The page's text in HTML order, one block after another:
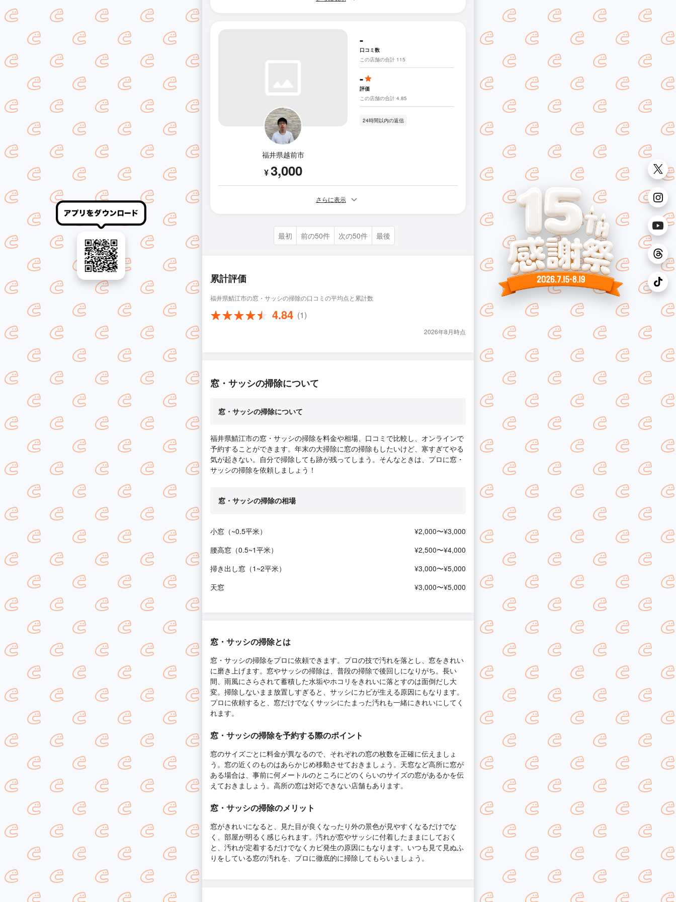
福井県越前市
¥3,000
-
口コミ数
この店舗の合計 115
-
評価
この店舗の合計 4.85
24時間以内の返信
さらに表示
最初 前の50件 次の50件 最後
累計評価
福井県鯖江市の窓・サッシの掃除の口コミの平均点と累計数
4.84 (1)
2026年8月時点
窓・サッシの掃除について
窓・サッシの掃除について
福井県鯖江市の窓・サッシの掃除を料金や相場、口コミで比較し、オンラインで
予約することができます。年末の大掃除に窓の掃除もしたいけど、寒すぎてやる
気が起きない。自分で掃除しても跡が残ってしまう。そんなときは、プロに窓・
サッシの掃除を依頼しましょう！
窓・サッシの掃除の相場
小窓（~0.5平米）
¥2,000〜¥3,000
腰高窓（0.5~1平米）
¥2,500〜¥4,000
掃き出し窓（1~2平米）
¥3,000〜¥5,000
天窓
¥3,000〜¥5,000
窓・サッシの掃除とは
窓・サッシの掃除をプロに依頼できます。プロの技で汚れを落とし、窓をきれい
に磨き上げます。窓やサッシの掃除は、普段の掃除で後回しになりがち。長い
間、雨風にさらされて蓄積した水垢やホコリをきれいに落とすのは面倒だし大
変。掃除しないまま放置しすぎると、サッシにカビが生える原因にもなります。
プロに依頼すると、窓だけでなくサッシにたまった汚れも一緒にきれいにしてく
れます。
窓・サッシの掃除を予約する際のポイント
窓のサイズごとに料金が異なるので、それぞれの窓の枚数を正確に伝えましょ
う。窓の近くのものはあらかじめ移動させておきましょう。天窓など高所に窓が
ある場合は、事前に何メートルのところにどのくらいのサイズの窓があるかを伝
えておきましょう。高所の窓は対応できない店舗もあります。
窓・サッシの掃除のメリット
窓がきれいになると、見た目が良くなったり外の景色が見やすくなるだけでな
く、部屋が明るく感じられます。汚れが窓やサッシに付着したままにしておく
と、汚れが定着するだけでなくカビ発生の原因にもなります。いつも見て見ぬふ
りをしている窓の汚れを、プロに徹底的に掃除してもらいましょう。